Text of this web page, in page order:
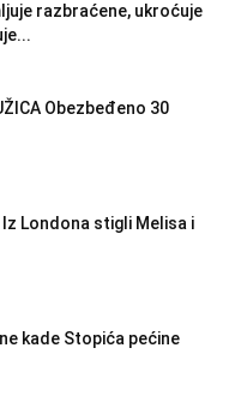
razbraćene, ukroćuje
Obezbeđeno 30
Iz Londona stigli Melisa i
kade Stopića pećine